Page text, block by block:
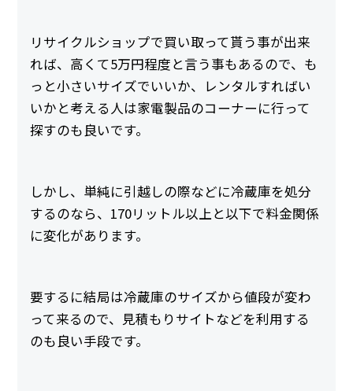
リサイクルショップで買い取って貰う事が出来
れば、高くて5万円程度と言う事もあるので、も
っと小さいサイズでいいか、レンタルすればい
いかと考える人は家電製品のコーナーに行って
探すのも良いです。
しかし、単純に引越しの際などに冷蔵庫を処分
するのなら、170リットル以上と以下で料金関係
に変化があります。
要するに結局は冷蔵庫のサイズから値段が変わ
って来るので、見積もりサイトなどを利用する
のも良い手段です。